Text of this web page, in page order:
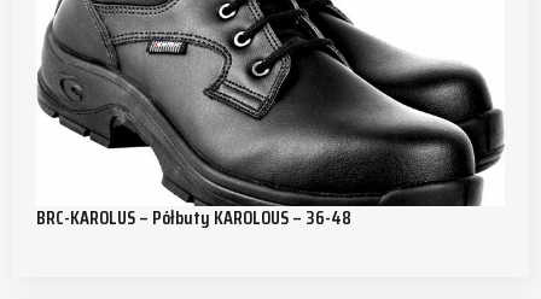
BRC-KAROLUS – Półbuty KAROLOUS – 36-48